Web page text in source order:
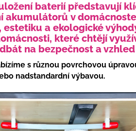
baterií představují
akumulátorů v
estetiku a ekologické
které chtějí
na bezpečnost a
s různou povrchovou
nadstandardní výbavou.